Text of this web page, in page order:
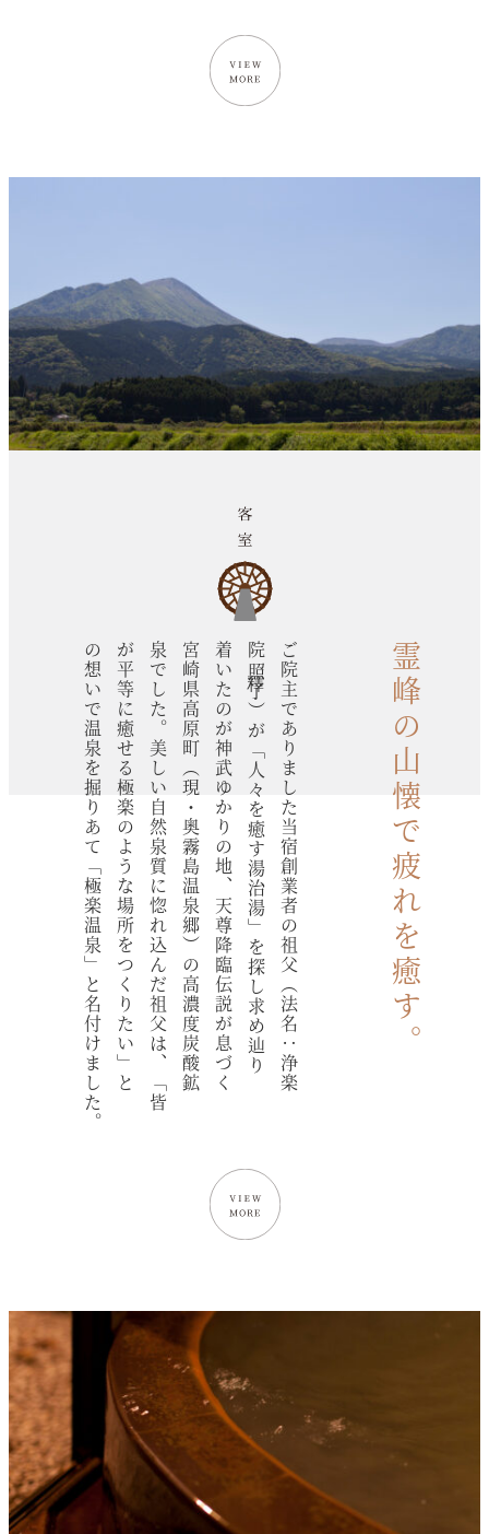
ご院主でありました当宿創業者の祖父（法名：浄楽
院釋照了）が「人々を癒す湯治湯」を探し求め辿り
着いたのが神武ゆかりの地、天尊降臨伝説が息づく
宮崎県高原町（現・奥霧島温泉郷）の高濃度炭酸鉱
泉でした。美しい自然泉質に惚れ込んだ祖父は、「皆
が平等に癒せる極楽のような場所をつくりたい」と
の想いで温泉を掘りあて「極楽温泉」と名付けました。 霊峰の山懐で疲れを癒す。